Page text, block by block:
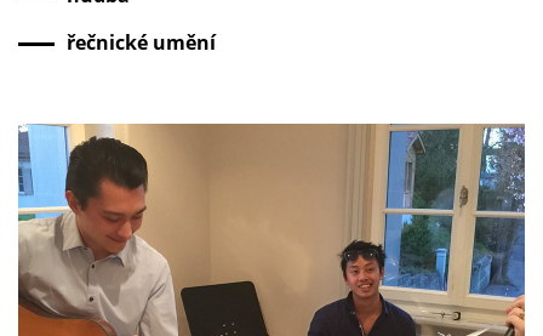
řečnické umění